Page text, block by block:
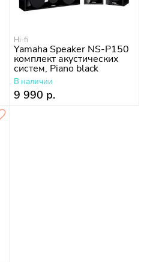
Hi-fi
Yamaha Speaker NS-P150
комплект акустических
систем, Piano black
В наличии
9 990 р.